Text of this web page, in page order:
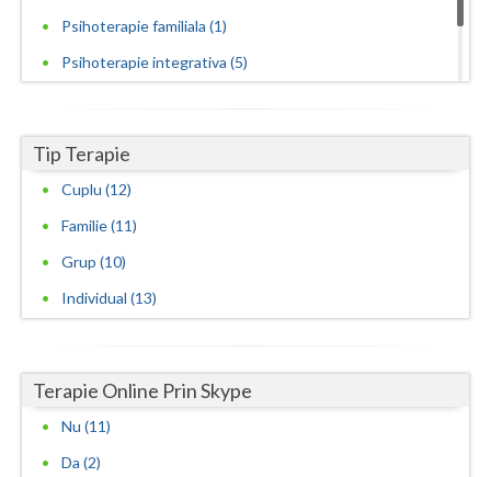
Psihoterapie familiala (1)
Psihoterapie integrativa (5)
Psihoterapie sistemica de familie si cuplu (2)
Tip Terapie
Cuplu (12)
Familie (11)
Grup (10)
Individual (13)
Terapie Online Prin Skype
Nu (11)
Da (2)